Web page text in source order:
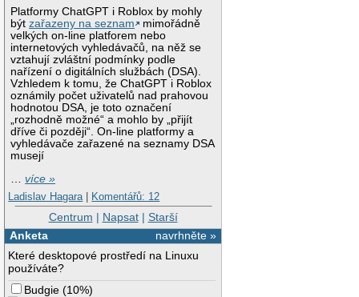
Platformy ChatGPT i Roblox by mohly
býtzařazeny na seznam
mimořádně
velkých on-line platforem nebo
internetových vyhledávačů, na něž se
vztahují zvláštní podmínky podle
nařízení o digitálních službách (DSA).
Vzhledem k tomu, že ChatGPT i Roblox
oznámily počet uživatelů nad prahovou
hodnotou DSA, je toto označení
„rozhodně možné“ a mohlo by „přijít
dříve či později“. On-line platformy a
vyhledávače zařazené na seznamy DSA
musejí
…více »
Ladislav Hagara | Komentářů: 12
Centrum | Napsat| Starší
navrhněte »
Anketa
Které desktopové prostředí na Linuxu
používáte?
Budgie (10%)